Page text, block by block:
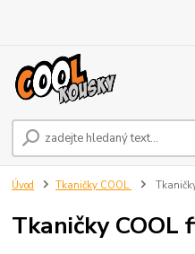
Úvod Tkaničky COOL
Tkaničky COOL